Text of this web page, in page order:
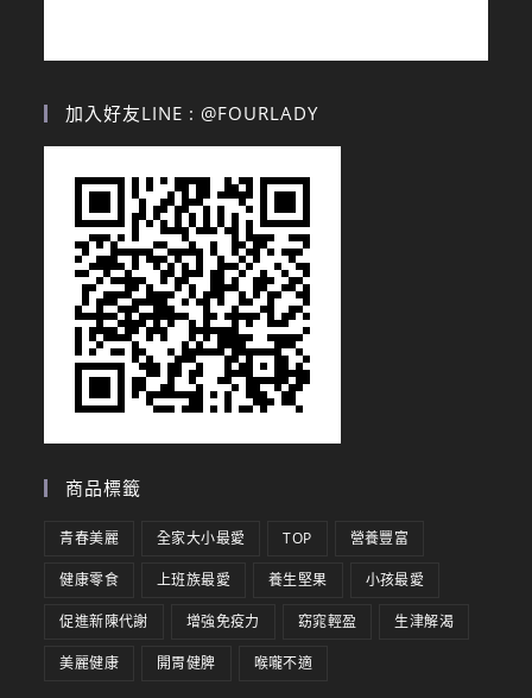
加入好友LINE : @FOURLADY
商品標籤
青春美麗 全家大小最愛 TOP 營養豐富
健康零食 上班族最愛 養生堅果 小孩最愛
促進新陳代謝 增強免疫力 窈窕輕盈 生津解渴
美麗健康 開胃健脾 喉嚨不適